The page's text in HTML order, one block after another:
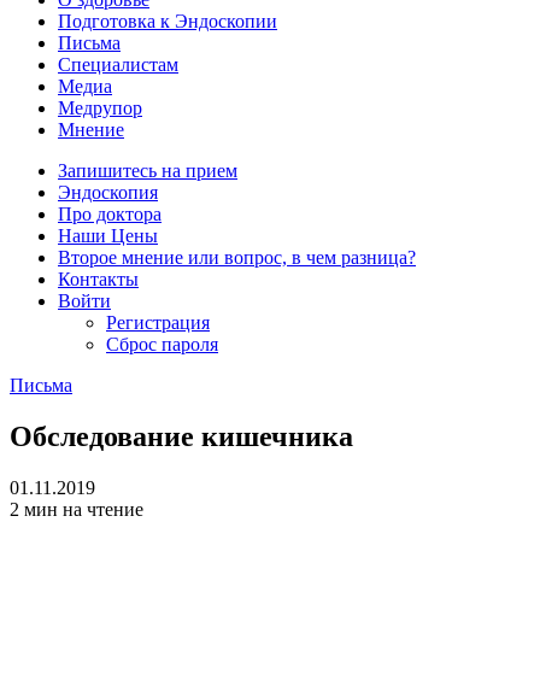
Подготовка к Эндоскопии
Письма
Специалистам
Медиа
Медрупор
Мнение
Запишитесь на прием
Эндоскопия
Про доктора
Наши Цены
Второе мнение или вопрос, в чем разница?
Контакты
Войти
Регистрация
Сброс пароля
Письма
Обследование кишечника
01.11.2019
2 мин на чтение